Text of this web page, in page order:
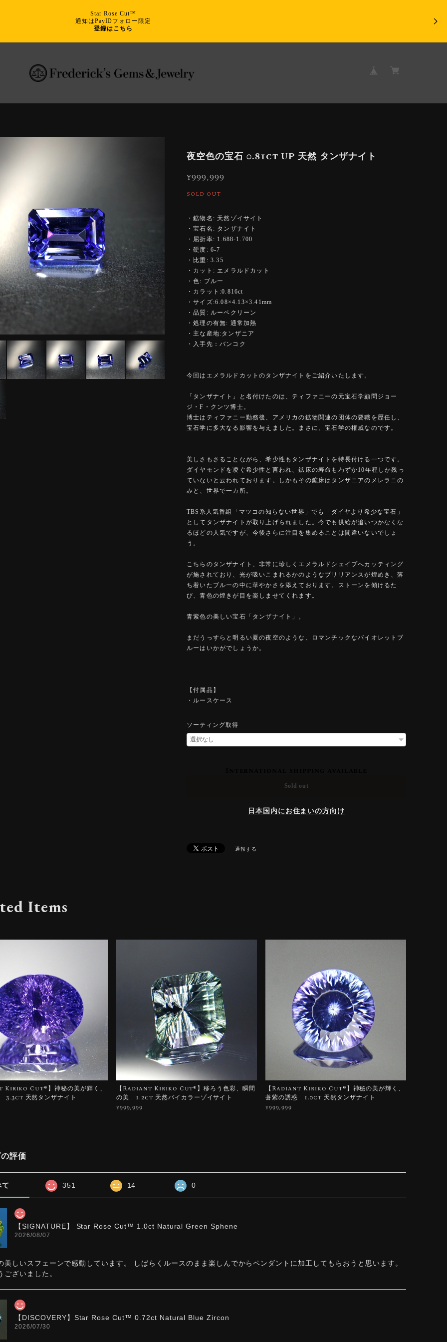
Star Rose Cut™
通知はPayIDフォロー限定
登録はこちら
夜空色の宝石 0.81ct UP 天然 タンザナイト
¥999,999
SOLD OUT
・鉱物名: 天然ゾイサイト
・宝石名: タンザナイト
・屈折率: 1.688-1.700
・硬度: 6-7
・比重: 3.35
・カット: エメラルドカット
・色: ブルー
・カラット:0.816ct
・サイズ:6.08×4.13×3.41mm
・品質: ルーペクリーン
・処理の有無: 通常加熱
・主な産地:タンザニア
・入手先：バンコク
今回はエメラルドカットのタンザナイトをご紹介いたします。
「タンザナイト」と名付けたのは、ティファニーの元宝石学顧問ジョー
ジ・F・クンツ博士。
博士はティファニー勤務後、アメリカの鉱物関連の団体の要職を歴任し、
宝石学に多大なる影響を与えました。まさに、宝石学の権威なのです。
美しさもさることながら、希少性もタンザナイトを特長付ける一つです。
ダイヤモンドを凌ぐ希少性と言われ、鉱床の寿命もわずか10年程しか残っ
ていないと云われております。しかもその鉱床はタンザニアのメレラニの
みと、世界で一カ所。
TBS系人気番組「マツコの知らない世界」でも「ダイヤより希少な宝石」
としてタンザナイトが取り上げられました。今でも供給が追いつかなくな
るほどの人気ですが、今後さらに注目を集めることは間違いないでしょ
う。
こちらのタンザナイト、非常に珍しくエメラルドシェイプへカッティング
が施されており、光が吸いこまれるかのようなブリリアンスが煌めき、落
ち着いたブルーの中に華やかさを添えております。ストーンを傾けるた
び、青色の煌きが目を楽しませてくれます。
青紫色の美しい宝石「タンザナイト」。
まだうっすらと明るい夏の夜空のような、ロマンチックなバイオレットブ
ルーはいかがでしょうか。
【付属品】
・ルースケース
ソーティング取得
Sold out
日本国内にお住まいの方向け
通報する
Items
Cut®︎】神秘の美が輝く、
3.3ct 天然タンザナイト
【Radiant Kiriko Cut®︎】移ろう色彩、瞬間
の美 1.2ct 天然バイカラーゾイサイト
¥999,999
【Radiant Kiriko Cut®︎】神秘の美が輝く、
蒼紫の誘惑 1.0ct 天然タンザナイト
¥999,999
評価
て 351 14 0
【SIGNATURE】 Star Rose Cut™️ 1.0ct Natural Green Sphene
2026/08/07
美しいスフェーンで感動しています。 しばらくルースのまま楽しんでからペンダントに加工してもらおうと思います。
ございました。
【DISCOVERY】Star Rose Cut™️ 0.72ct Natural Blue Zircon
2026/07/30